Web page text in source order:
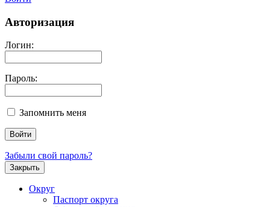
Авторизация
Логин:
Пароль:
Запомнить меня
Забыли свой пароль?
Закрыть
Округ
Паспорт округа